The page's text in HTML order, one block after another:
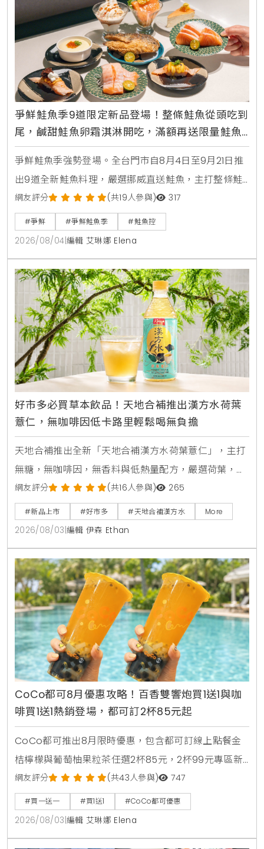
爭鮮鮭魚季9道限定新品登場！整條鮭魚從頭吃到
尾，鹹甜鮭魚卵霜淇淋開吃，滿額再送限量鮭魚
造型扇
爭鮮鮭魚季強勢登場。全台門市自8月4日至9月21日推
出9道全新鮭魚料理，嚴選挪威直送鮭魚，主打整條鮭
魚從頭吃到尾，包含照燒鮭魚頭，鮮嫩鮭魚肚生魚片，
紫蘇和風鮭魚冷麵，以及可可焦糖鮭魚與鮭魚卵黑糖霜
淇淋等創意鹹甜點。爭鮮APP會員消費滿額再贈送限量
獵奇鮭魚造型扇與專屬優惠彩蛋。
網友評分 (共19人參與) 317
#爭鮮 #爭鮮鮭魚季 #鮭魚控
2026/08/04 編輯 艾琳娜 Elena
好市多必買草本飲品！天地合補推出漢方水荷葉
薏仁，無咖啡因低卡路里輕鬆喝無負擔
天地合補推出全新「天地合補漢方水荷葉薏仁」，主打
無糖，無咖啡因，無香料與低熱量配方，嚴選荷葉，薏
仁，山楂等草本素材，口感甘潤清爽。產品於2026年8
月上旬全台好市多Costco獨家上市，每箱24入售價
729元，提供日常輕鬆補水新選擇。
網友評分 (共16人參與) 265
#新品上市 #好市多 #天地合補漢方水 More
2026/08/03 編輯 伊森 Ethan
CoCo都可8月優惠攻略！百香雙響炮買1送1與咖
啡買1送1熱銷登場，都可訂2杯85元起
CoCo都可推出8月限時優惠，包含都可訂線上點餐金
桔檸檬與葡萄柚果粒茶任選2杯85元，2杯99元專區新
上架粉角檸檬冬瓜，每週一二指定咖啡買1送1，8月5日
週三好友日更祭出百香雙響炮買1送1優惠。
網友評分 (共43人參與) 747
#買一送一 #買1送1 #CoCo都可優惠
2026/08/03 編輯 艾琳娜 Elena